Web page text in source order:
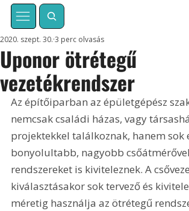
Uponor ötrétegű
vezetékrendszer
2020. szept. 30. 3 perc olvasás
Az építőiparban az épületgépész
nemcsak családi házas, vagy
projektekkel találkoznak, hanem sok
bonyolultabb, nagyobb
rendszereket is kiviteleznek. A
kiválasztásakor sok tervező és
méretig használja az ötrétegű